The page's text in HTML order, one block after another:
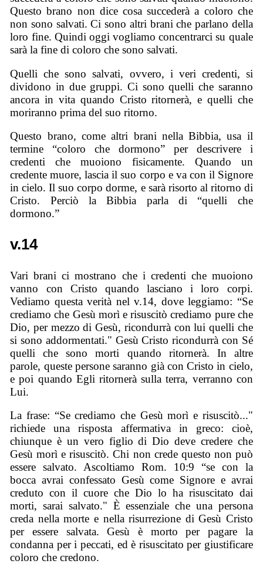
Questo brano non dice cosa succederà a coloro che
non sono salvati. Ci sono altri brani che parlano della
loro fine. Quindi oggi vogliamo concentrarci su quale
sarà la fine di coloro che sono salvati.
Quelli che sono salvati, ovvero, i veri credenti, si
dividono in due gruppi. Ci sono quelli che saranno
ancora in vita quando Cristo ritornerà, e quelli che
moriranno prima del suo ritorno.
Questo brano, come altri brani nella Bibbia, usa il
termine “coloro che dormono” per descrivere i
credenti che muoiono fisicamente. Quando un
credente muore, lascia il suo corpo e va con il Signore
in cielo. Il suo corpo dorme, e sarà risorto al ritorno di
Cristo. Perciò la Bibbia parla di “quelli che
dormono.”
v.14
Vari brani ci mostrano che i credenti che muoiono
vanno con Cristo quando lasciano i loro corpi.
Vediamo questa verità nel v.14, dove leggiamo: “Se
crediamo che Gesù morì e risuscitò crediamo pure che
Dio, per mezzo di Gesù, ricondurrà con lui quelli che
si sono addormentati." Gesù Cristo ricondurrà con Sé
quelli che sono morti quando ritornerà. In altre
parole, queste persone saranno già con Cristo in cielo,
e poi quando Egli ritornerà sulla terra, verranno con
Lui.
La frase: “Se crediamo che Gesù morì e risuscitò..."
richiede una risposta affermativa in greco: cioè,
chiunque è un vero figlio di Dio deve credere che
Gesù morì e risuscitò. Chi non crede questo non può
essere salvato. Ascoltiamo Rom. 10:9 “se con la
bocca avrai confessato Gesù come Signore e avrai
creduto con il cuore che Dio lo ha risuscitato dai
morti, sarai salvato." È essenziale che una persona
creda nella morte e nella risurrezione di Gesù Cristo
per essere salvata. Gesù è morto per pagare la
condanna per i peccati, ed è risuscitato per giustificare
coloro che credono.